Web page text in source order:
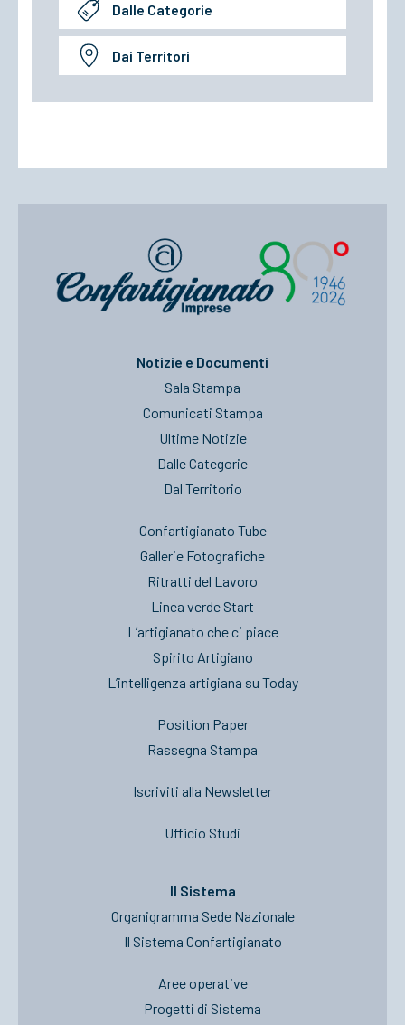
Dalle Categorie
Dai Territori
Notizie e Documenti
Sala Stampa
Comunicati Stampa
Ultime Notizie
Dalle Categorie
Dal Territorio
Confartigianato Tube
Gallerie Fotografiche
Ritratti del Lavoro
Linea verde Start
L’artigianato che ci piace
Spirito Artigiano
L’intelligenza artigiana su Today
Position Paper
Rassegna Stampa
Iscriviti alla Newsletter
Ufficio Studi
Il Sistema
Organigramma Sede Nazionale
Il Sistema Confartigianato
Aree operative
Progetti di Sistema